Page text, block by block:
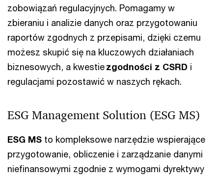
zobowiązań regulacyjnych. Pomagamy w
zbieraniu i analizie danych oraz przygotowaniu
raportów zgodnych z przepisami, dzięki czemu
możesz skupić się na kluczowych działaniach
biznesowych, a kwestiezgodności z CSRD i
regulacjami pozostawić w naszych rękach.
ESG Management Solution (ESG MS)
ESG MS to kompleksowe narzędzie wspierające
przygotowanie, obliczenie i zarządzanie danymi
niefinansowymi zgodnie z wymogami dyrektywy